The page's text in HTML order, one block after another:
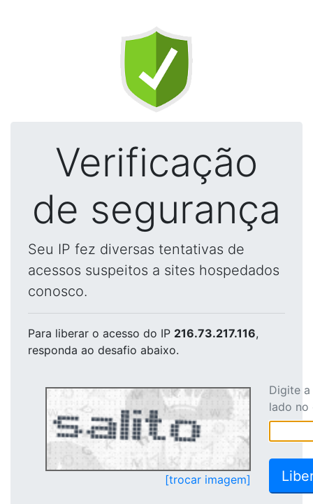
Verificação
de segurança
Seu IP fez diversas tentativas de
acessos suspeitos a sites hospedados
conosco.
Para liberar o acesso do IP 216.73.217.116,
responda ao desafio abaixo.
[trocar imagem]
Digite
lado no